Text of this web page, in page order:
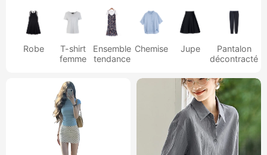
Robe
T-shirt
femme
Ensemble
tendance
Chemise Jupe
Pantalon
décontracté